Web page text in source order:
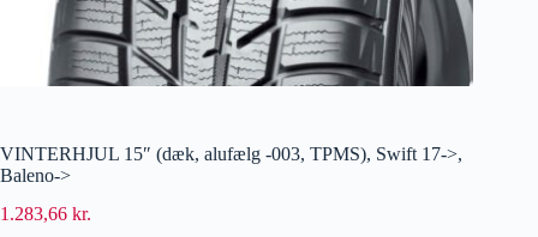
VINTERHJUL 15″ (dæk, alufælg -003, TPMS), Swift 17->,
Baleno->
1.283,66 kr.